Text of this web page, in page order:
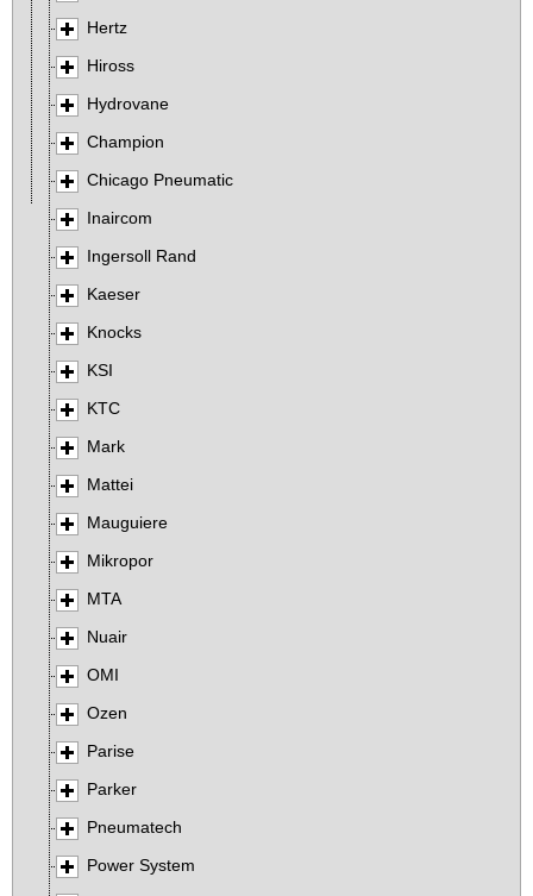
Hertz
Hiross
Hydrovane
Champion
Chicago Pneumatic
Inaircom
Ingersoll Rand
Kaeser
Knocks
KSI
KTC
Mark
Mattei
Mauguiere
Mikropor
MTA
Nuair
OMI
Ozen
Parise
Parker
Pneumatech
Power System